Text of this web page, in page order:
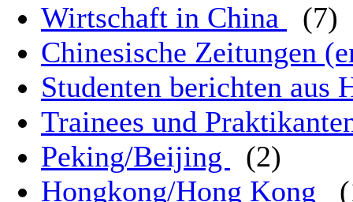
Wirtschaft in China
(7)
Chinesische Zeitungen
Studenten berichten aus
Trainees und
Peking/Beijing
(2)
Hongkong/Hong Kong